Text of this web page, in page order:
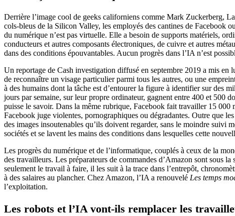
Derrière l’image cool de geeks californiens comme Mark Zuckerberg,
cols-bleus de la Silicon Valley, les employés des cantines de Facebook
du numérique n’est pas virtuelle. Elle a besoin de supports matériels,
conducteurs et autres composants électroniques, de cuivre et autres
dans des conditions épouvantables. Aucun progrès dans l’IA n’est
Un reportage de Cash investigation diffusé en septembre 2019 a mis en
de reconnaître un visage particulier parmi tous les autres, ou une
à des humains dont la tâche est d’entourer la figure à identifier sur des
jours par semaine, sur leur propre ordinateur, gagnent entre 400 et 500
puisse le savoir. Dans la même rubrique, Facebook fait travailler 15 000
Facebook juge violentes, pornographiques ou dégradantes. Outre que
des images insoutenables qu’ils doivent regarder, sans le moindre suivi
sociétés et se lavent les mains des conditions dans lesquelles cette
Les progrès du numérique et de l’informatique, couplés à ceux de la
des travailleurs. Les préparateurs de commandes d’Amazon sont sous
seulement le travail à faire, il les suit à la trace dans l’entrepôt,
à des salaires au plancher. Chez Amazon, l’IA a renouvelé Les temps
l’exploitation.
Les robots et l’IA vont-ils remplacer les